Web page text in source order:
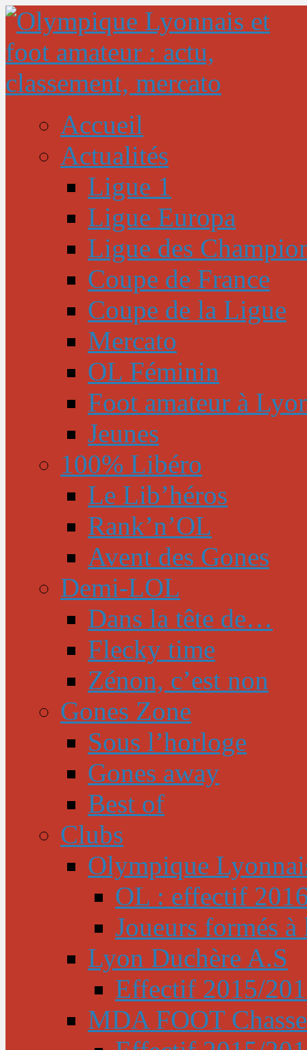
Accueil
Actualités
Ligue 1
Ligue Europa
Ligue des
Coupe de France
Coupe de la Ligue
Mercato
OL Féminin
Foot amateur à
Jeunes
100% Libéro
Le Lib’héros
Rank’n’OL
Avent des Gones
Demi-LOL
Dans la tête de…
Flecky time
Zénon, c’est non
Gones Zone
Sous l’horloge
Gones away
Best of
Clubs
Olympique
OL : effectif
Joueurs formés
Lyon Duchère A.S
Effectif 2015/
MDA FOOT